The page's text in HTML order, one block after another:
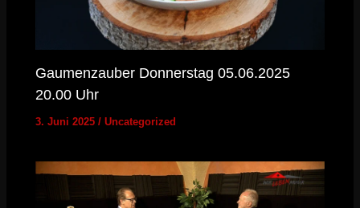
Gaumenzauber Donnerstag 05.06.2025
20.00 Uhr
3. Juni 2025/Uncategorized